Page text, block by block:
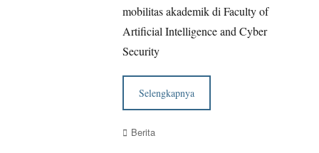
mobilitas akademik di Faculty of
Artificial Intelligence and Cyber
Security
Selengkapnya
Categories
Berita